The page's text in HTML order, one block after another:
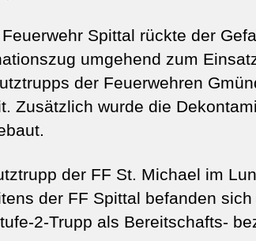
Spittal rückte der
umgehend zum
der Feuerwehren
Zusätzlich wurde die
der FF St. Michael im
der FF Spittal befanden
2-Trupp als Bereitschafts-